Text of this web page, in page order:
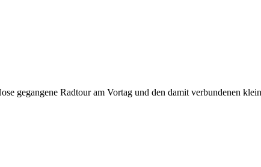
gegangene Radtour am Vortag und den damit verbundenen